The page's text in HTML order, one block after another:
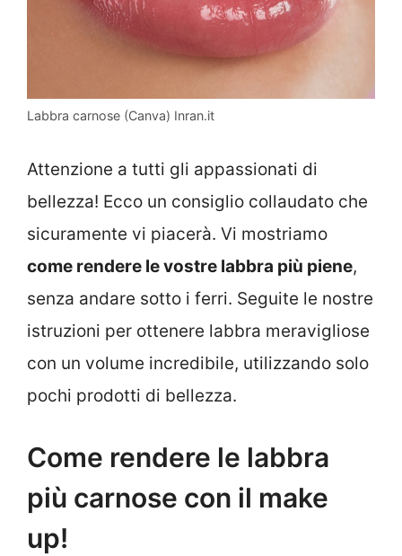
Labbra carnose (Canva) Inran.it
Attenzione a tutti gli appassionati di
bellezza! Ecco un consiglio collaudato che
sicuramente vi piacerà. Vi mostriamo
come rendere le vostre labbra più piene,
senza andare sotto i ferri. Seguite le nostre
istruzioni per ottenere labbra meravigliose
con un volume incredibile, utilizzando solo
pochi prodotti di bellezza.
Come rendere le labbra
più carnose con il make
up!